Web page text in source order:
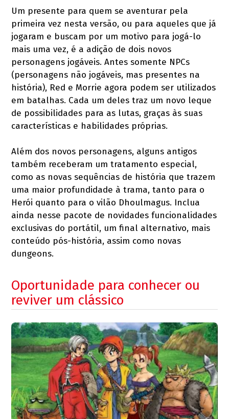
Um presente para quem se aventurar pela
primeira vez nesta versão, ou para aqueles que já
jogaram e buscam por um motivo para jogá-lo
mais uma vez, é a adição de dois novos
personagens jogáveis. Antes somente NPCs
(personagens não jogáveis, mas presentes na
história), Red e Morrie agora podem ser utilizados
em batalhas. Cada um deles traz um novo leque
de possibilidades para as lutas, graças às suas
características e habilidades próprias.
Além dos novos personagens, alguns antigos
também receberam um tratamento especial,
como as novas sequências de história que trazem
uma maior profundidade à trama, tanto para o
Herói quanto para o vilão Dhoulmagus. Inclua
ainda nesse pacote de novidades funcionalidades
exclusivas do portátil, um final alternativo, mais
conteúdo pós-história, assim como novas
dungeons.
Oportunidade para conhecer ou
reviver um clássico